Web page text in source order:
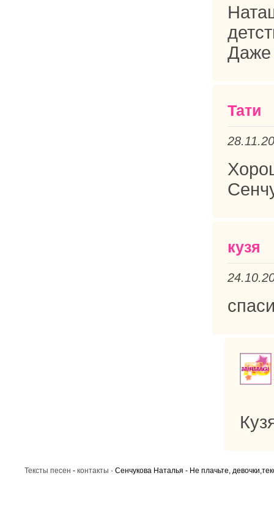
Даже
Тати
кузя
Тексты песен - контакты · Сенчукова Наталья - Не плачьте,